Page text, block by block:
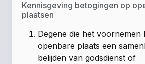
Kennisgeving betogingen op
plaatsen
Degene die het voornemen
openbare plaats een
belijden van godsdienst of